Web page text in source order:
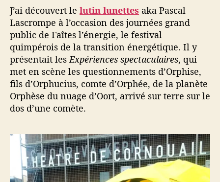
i
r
e
s
d
u
l
u
u
n
e
t
t
J’ai découvert le lutin lunettes aka Pascal
Lascrompe à l’occasion des journées grand
public de Faîtes l’énergie, le festival
quimpérois de la transition énergétique. Il y
présentait lesExpériences spectaculaires, qui
met en scène les questionnements d’Orphise,
fils d’Orphucius, comte d’Orphée, de la planète
Orphèse du nuage d’Oort, arrivé sur terre sur le
dos d’une comète.